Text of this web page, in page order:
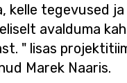
kelle tegevused
avalduma
" lisas
Marek Naaris.